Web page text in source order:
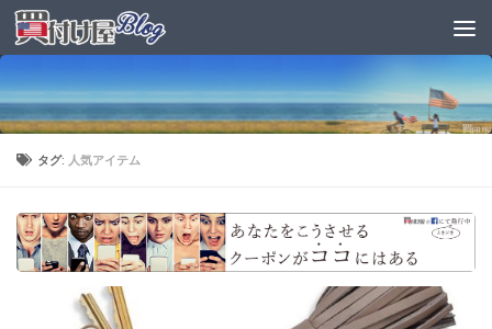
タグ: 人気アイテム